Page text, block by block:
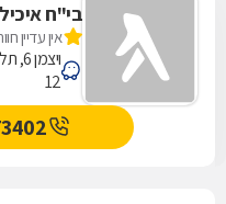
בי"ח
אין עדיין
12